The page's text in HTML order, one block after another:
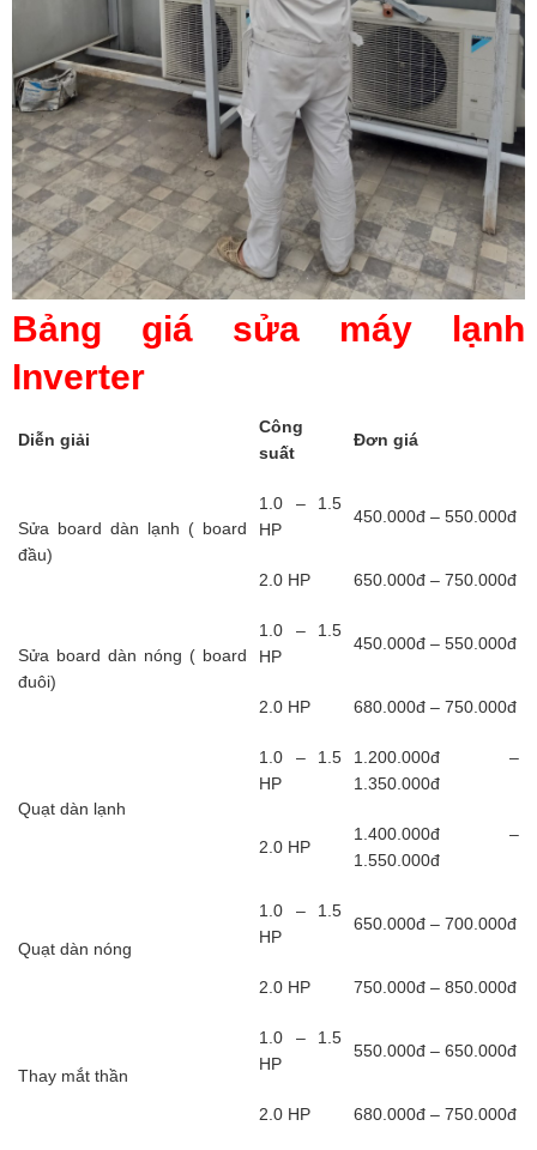
Bảng giá sửa máy lạnh
Inverter
Diễn giải
Công
suất
Đơn giá
Sửa board dàn lạnh ( board
đầu)
1.0 – 1.5
HP
450.000đ – 550.000đ
2.0 HP 650.000đ – 750.000đ
Sửa board dàn nóng ( board
đuôi)
1.0 – 1.5
HP
450.000đ – 550.000đ
2.0 HP 680.000đ – 750.000đ
Quạt dàn lạnh
1.0 – 1.5
HP
1.200.000đ –
1.350.000đ
2.0 HP
1.400.000đ –
1.550.000đ
Quạt dàn nóng
1.0 – 1.5
HP
650.000đ – 700.000đ
2.0 HP 750.000đ – 850.000đ
Thay mắt thần
1.0 – 1.5
HP
550.000đ – 650.000đ
2.0 HP 680.000đ – 750.000đ